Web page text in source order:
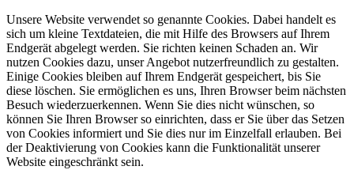
Unsere Website verwendet so genannte Cookies. Dabei handelt es
sich um kleine Textdateien, die mit Hilfe des Browsers auf Ihrem
Endgerät abgelegt werden. Sie richten keinen Schaden an. Wir
nutzen Cookies dazu, unser Angebot nutzerfreundlich zu gestalten.
Einige Cookies bleiben auf Ihrem Endgerät gespeichert, bis Sie
diese löschen. Sie ermöglichen es uns, Ihren Browser beim nächsten
Besuch wiederzuerkennen. Wenn Sie dies nicht wünschen, so
können Sie Ihren Browser so einrichten, dass er Sie über das Setzen
von Cookies informiert und Sie dies nur im Einzelfall erlauben. Bei
der Deaktivierung von Cookies kann die Funktionalität unserer
Website eingeschränkt sein.